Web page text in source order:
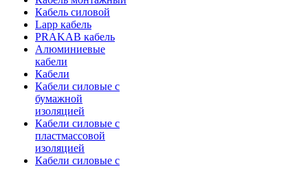
Кабель силовой
Lapp кабель
PRAKAB кабель
Алюминиевые
кабели
Кабели
Кабели силовые с
бумажной
изоляцией
Кабели силовые с
пластмассовой
изоляцией
Кабели силовые с